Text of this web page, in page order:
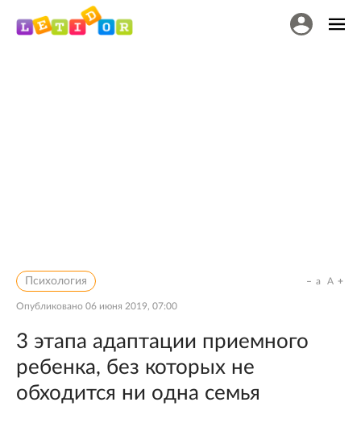
Психология
Опубликовано 06 июня 2019, 07:00
a A
3 этапа адаптации приемного
ребенка, без которых не
обходится ни одна семья